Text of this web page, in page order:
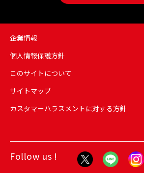
企業情報
個人情報保護方針
このサイトについて
サイトマップ
カスタマーハラスメントに対する方針
Follow us !